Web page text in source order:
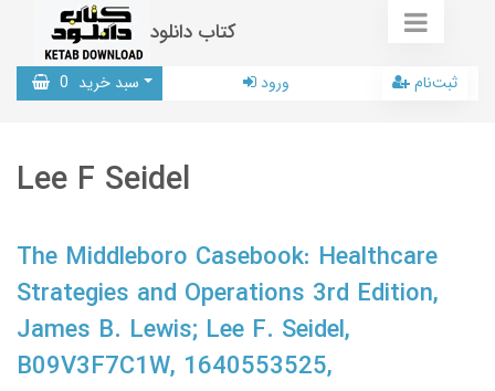
کتاب دانلود
سبد خرید 0 ورود ثبت‌نام
Lee F Seidel
The Middleboro Casebook: Healthcare
Strategies and Operations 3rd Edition,
James B. Lewis; Lee F. Seidel,
B09V3F7C1W, 1640553525,